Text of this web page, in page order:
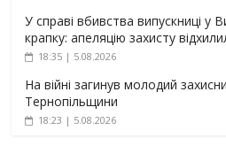
У справі вбивства випускниці у
крапку: апеляцію захисту
18:35 | 5.08.2026
На війні загинув молодий
Тернопільщини
18:23 | 5.08.2026